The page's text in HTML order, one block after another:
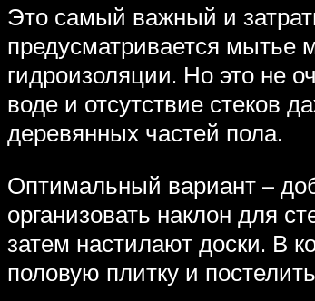
Это самый важный и
предусматривается мытье
гидроизоляции. Но это не
воде и отсутствие стеков
деревянных частей пола.
Оптимальный вариант –
организовать наклон для
затем настилают доски. В
половую плитку и